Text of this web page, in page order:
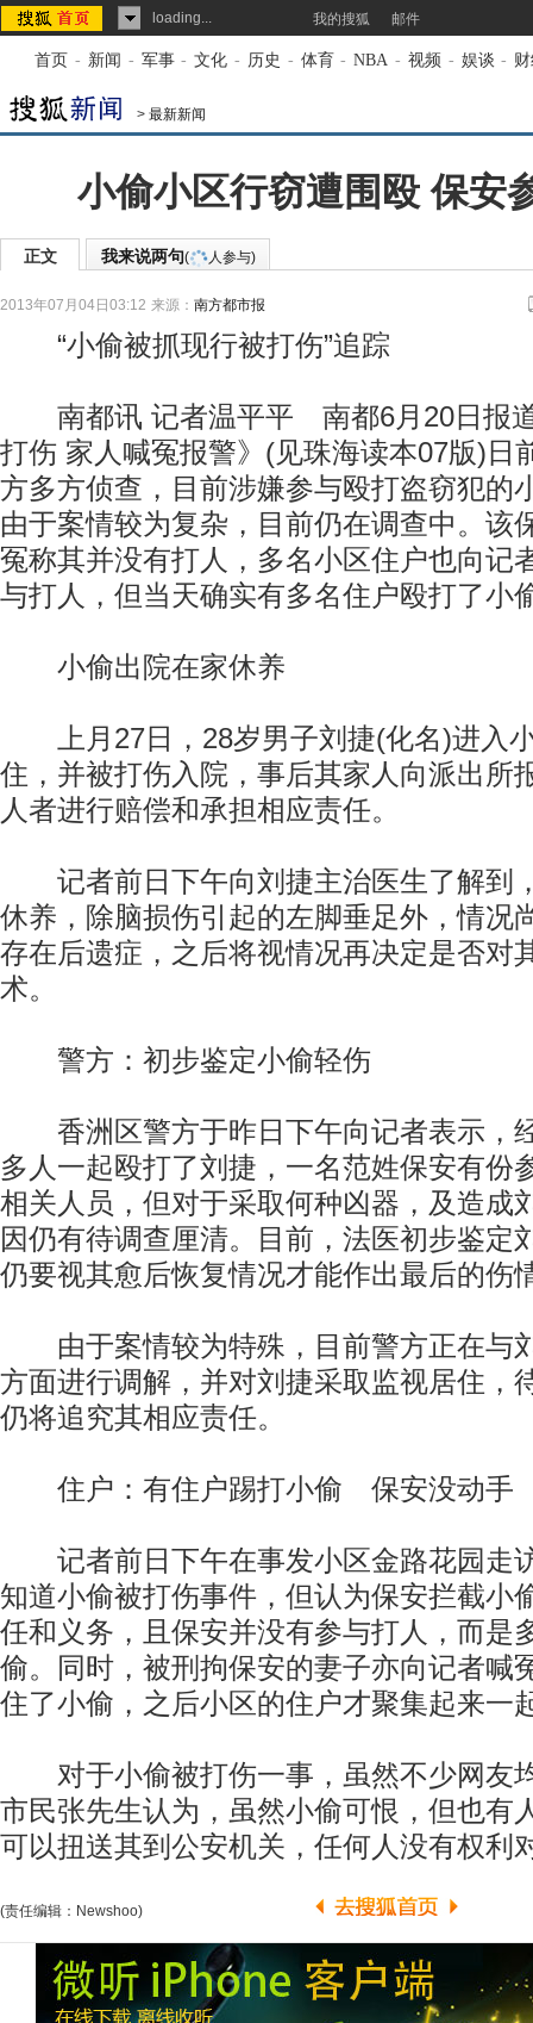
loading... 我的搜狐 邮件
首页 - 新闻 - 军事 - 文化 - 历史 - 体育 - NBA - 视频 - 娱谈 -
> 最新新闻
小偷小区行窃遭围殴 保安
正文 我来说两句( 人参与)
2013年07月04日03:12 来源： 南方都市报
“小偷被抓现行被打伤”追踪
南都讯 记者温平平 南都6月20日报道
打伤 家人喊冤报警》(见珠海读本07版)日
方多方侦查，目前涉嫌参与殴打盗窃犯的
由于案情较为复杂，目前仍在调查中。该
冤称其并没有打人，多名小区住户也向记
与打人，但当天确实有多名住户殴打了小
小偷出院在家休养
上月27日，28岁男子刘捷(化名)进入
住，并被打伤入院，事后其家人向派出所
人者进行赔偿和承担相应责任。
记者前日下午向刘捷主治医生了解到
休养，除脑损伤引起的左脚垂足外，情况
存在后遗症，之后将视情况再决定是否对
术。
警方：初步鉴定小偷轻伤
香洲区警方于昨日下午向记者表示，
多人一起殴打了刘捷，一名范姓保安有份
相关人员，但对于采取何种凶器，及造成
因仍有待调查厘清。目前，法医初步鉴定
仍要视其愈后恢复情况才能作出最后的伤
由于案情较为特殊，目前警方正在与
方面进行调解，并对刘捷采取监视居住，
仍将追究其相应责任。
住户：有住户踢打小偷 保安没动手
记者前日下午在事发小区金路花园走
知道小偷被打伤事件，但认为保安拦截小
任和义务，且保安并没有参与打人，而是
偷。同时，被刑拘保安的妻子亦向记者喊
住了小偷，之后小区的住户才聚集起来一
对于小偷被打伤一事，虽然不少网友
市民张先生认为，虽然小偷可恨，但也有
可以扭送其到公安机关，任何人没有权利
(责任编辑：Newshoo)